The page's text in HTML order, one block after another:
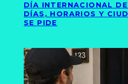
DÍA INTERNACIONAL
DÍAS, HORARIOS Y
SE PIDE